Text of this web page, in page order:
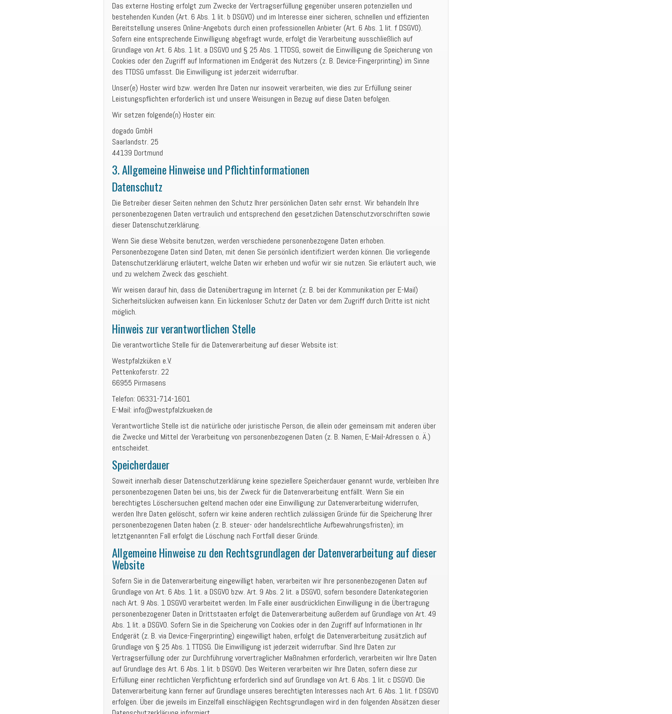
Das externe Hosting erfolgt zum Zwecke der Vertragserfüllung gegenüber unseren potenziellen und
bestehenden Kunden (Art. 6 Abs. 1 lit. b DSGVO) und im Interesse einer sicheren, schnellen und effizienten
Bereitstellung unseres Online-Angebots durch einen professionellen Anbieter (Art. 6 Abs. 1 lit. f DSGVO).
Sofern eine entsprechende Einwilligung abgefragt wurde, erfolgt die Verarbeitung ausschließlich auf
Grundlage von Art. 6 Abs. 1 lit. a DSGVO und § 25 Abs. 1 TTDSG, soweit die Einwilligung die Speicherung von
Cookies oder den Zugriff auf Informationen im Endgerät des Nutzers (z. B. Device-Fingerprinting) im Sinne
des TTDSG umfasst. Die Einwilligung ist jederzeit widerrufbar.
Unser(e) Hoster wird bzw. werden Ihre Daten nur insoweit verarbeiten, wie dies zur Erfüllung seiner
Leistungspflichten erforderlich ist und unsere Weisungen in Bezug auf diese Daten befolgen.
Wir setzen folgende(n) Hoster ein:
dogado GmbH
Saarlandstr. 25
44139 Dortmund
3. Allgemeine Hinweise und Pflicht­informationen
Datenschutz
Die Betreiber dieser Seiten nehmen den Schutz Ihrer persönlichen Daten sehr ernst. Wir behandeln Ihre
personenbezogenen Daten vertraulich und entsprechend den gesetzlichen Datenschutzvorschriften sowie
dieser Datenschutzerklärung.
Wenn Sie diese Website benutzen, werden verschiedene personenbezogene Daten erhoben.
Personenbezogene Daten sind Daten, mit denen Sie persönlich identifiziert werden können. Die vorliegende
Datenschutzerklärung erläutert, welche Daten wir erheben und wofür wir sie nutzen. Sie erläutert auch, wie
und zu welchem Zweck das geschieht.
Wir weisen darauf hin, dass die Datenübertragung im Internet (z. B. bei der Kommunikation per E-Mail)
Sicherheitslücken aufweisen kann. Ein lückenloser Schutz der Daten vor dem Zugriff durch Dritte ist nicht
möglich.
Hinweis zur verantwortlichen Stelle
Die verantwortliche Stelle für die Datenverarbeitung auf dieser Website ist:
Westpfalzküken e.V.
Pettenkoferstr. 22
66955 Pirmasens
Telefon: 06331-714-1601
E-Mail: info@westpfalzkueken.de
Verantwortliche Stelle ist die natürliche oder juristische Person, die allein oder gemeinsam mit anderen über
die Zwecke und Mittel der Verarbeitung von personenbezogenen Daten (z. B. Namen, E-Mail-Adressen o. Ä.)
entscheidet.
Speicherdauer
Soweit innerhalb dieser Datenschutzerklärung keine speziellere Speicherdauer genannt wurde, verbleiben Ihre
personenbezogenen Daten bei uns, bis der Zweck für die Datenverarbeitung entfällt. Wenn Sie ein
berechtigtes Löschersuchen geltend machen oder eine Einwilligung zur Datenverarbeitung widerrufen,
werden Ihre Daten gelöscht, sofern wir keine anderen rechtlich zulässigen Gründe für die Speicherung Ihrer
personenbezogenen Daten haben (z. B. steuer- oder handelsrechtliche Aufbewahrungsfristen); im
letztgenannten Fall erfolgt die Löschung nach Fortfall dieser Gründe.
Allgemeine Hinweise zu den Rechtsgrundlagen der Datenverarbeitung auf dieser
Website
Sofern Sie in die Datenverarbeitung eingewilligt haben, verarbeiten wir Ihre personenbezogenen Daten auf
Grundlage von Art. 6 Abs. 1 lit. a DSGVO bzw. Art. 9 Abs. 2 lit. a DSGVO, sofern besondere Datenkategorien
nach Art. 9 Abs. 1 DSGVO verarbeitet werden. Im Falle einer ausdrücklichen Einwilligung in die Übertragung
personenbezogener Daten in Drittstaaten erfolgt die Datenverarbeitung außerdem auf Grundlage von Art. 49
Abs. 1 lit. a DSGVO. Sofern Sie in die Speicherung von Cookies oder in den Zugriff auf Informationen in Ihr
Endgerät (z. B. via Device-Fingerprinting) eingewilligt haben, erfolgt die Datenverarbeitung zusätzlich auf
Grundlage von § 25 Abs. 1 TTDSG. Die Einwilligung ist jederzeit widerrufbar. Sind Ihre Daten zur
Vertragserfüllung oder zur Durchführung vorvertraglicher Maßnahmen erforderlich, verarbeiten wir Ihre Daten
auf Grundlage des Art. 6 Abs. 1 lit. b DSGVO. Des Weiteren verarbeiten wir Ihre Daten, sofern diese zur
Erfüllung einer rechtlichen Verpflichtung erforderlich sind auf Grundlage von Art. 6 Abs. 1 lit. c DSGVO. Die
Datenverarbeitung kann ferner auf Grundlage unseres berechtigten Interesses nach Art. 6 Abs. 1 lit. f DSGVO
erfolgen. Über die jeweils im Einzelfall einschlägigen Rechtsgrundlagen wird in den folgenden Absätzen dieser